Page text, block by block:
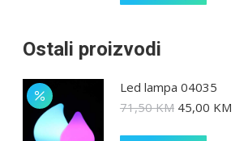
Ostali proizvodi
Led lampa 04035
71,50KM 45,00 KM